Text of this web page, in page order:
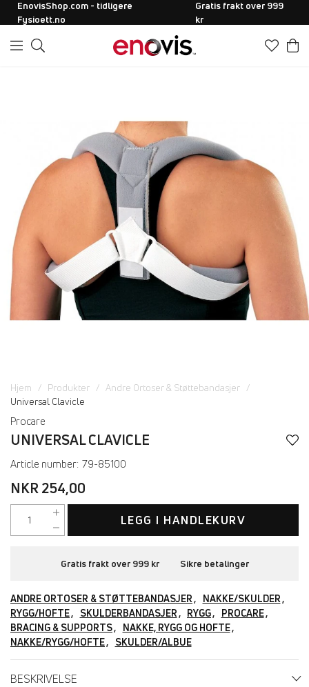
EnovisShop.com - tidligere
Fysioett.no
Gratis frakt over 999
kr
Hjem Produkter
Andre Ortoser & Støttebandasjer
Universal Clavicle
Procare
UNIVERSAL CLAVICLE
Article number: 79-85100
NKR 254,00
LEGG I HANDLEKURV
Gratis frakt over 999 kr Sikre betalinger
ANDRE ORTOSER & STØTTEBANDASJER
NAKKE/SKULDER
RYGG/HOFTE
SKULDERBANDASJER RYGG
PROCARE
BRACING & SUPPORTS
NAKKE, RYGG OG HOFTE
NAKKE/RYGG/HOFTE
SKULDER/ALBUE
BESKRIVELSE